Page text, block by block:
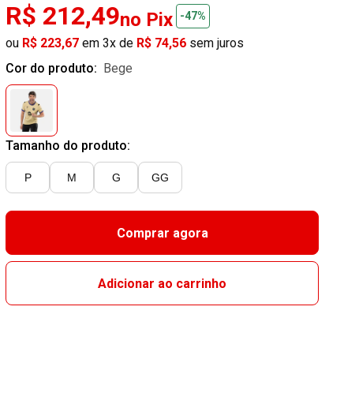
R$ 212,49no Pix -47%
ou R$ 223,67 em 3x de R$ 74,56 sem juros
Cor do produto:
bege
Tamanho do produto:
P M G GG
Comprar agora
Adicionar ao carrinho